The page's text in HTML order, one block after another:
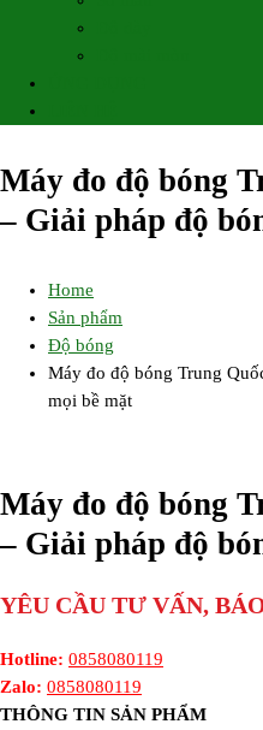
Máy đo độ bóng
– Giải pháp độ
Home
Sản phẩm
Độ bóng
Máy đo độ bóng Trung
mọi bề mặt
Máy đo độ bóng
– Giải pháp độ
YÊU CẦU TƯ VẤN,
Hotline: 0858080119
Zalo: 0858080119
THÔNG TIN SẢN PHẨM